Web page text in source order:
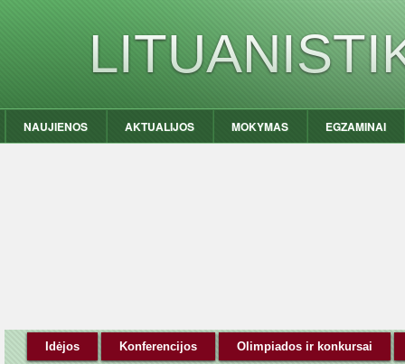
NAUJIENOS AKTUALIJOS MOKYMAS EGZAMINAI
Idėjos Konferencijos Olimpiados ir konkursai